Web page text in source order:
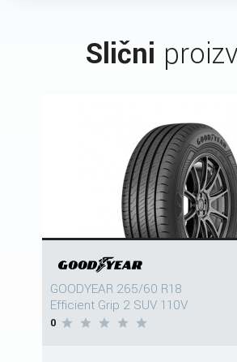
Slični
GOODYEAR 265/60 R18
Efficient Grip 2 SUV 110V
0